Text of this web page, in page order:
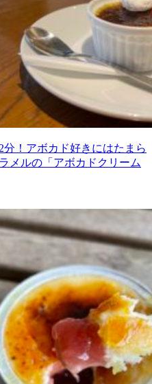
分！アボカド好きにはたまら
メルの「アボカドクリーム